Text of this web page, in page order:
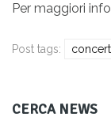
Per maggiori
Post tags:
CERCA NEWS